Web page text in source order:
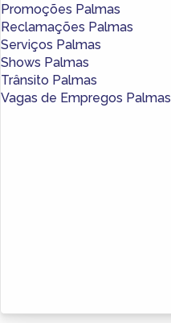
Promoções Palmas
Reclamações Palmas
Serviços Palmas
Shows Palmas
Trânsito Palmas
Vagas de Empregos Palmas